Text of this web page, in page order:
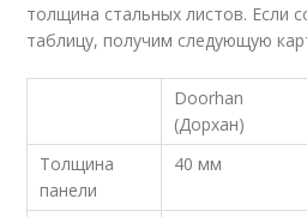
толщина стальных листов. Если
таблицу, получим следующую
Doorhan
(Дорхан)
Толщина
панели
40 мм